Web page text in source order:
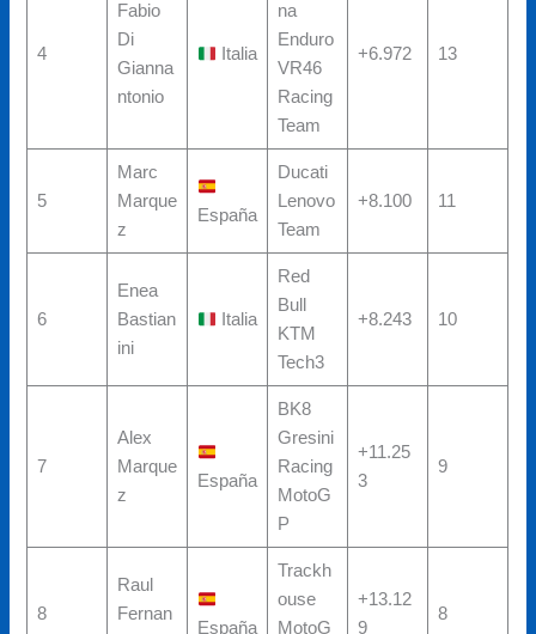
4
Fabio
Di
Gianna
ntonio
Italia
na
Enduro
VR46
Racing
Team
+6.972 13
5
Marc
Marque
z
España
Ducati
Lenovo
Team
+8.100 11
6
Enea
Bastian
ini
Italia
Red
Bull
KTM
Tech3
+8.243 10
7
Alex
Marque
z
España
BK8
Gresini
Racing
MotoG
P
+11.25
3
9
8
Raul
Fernan
España
Trackh
ouse
MotoG
+13.12
9
8